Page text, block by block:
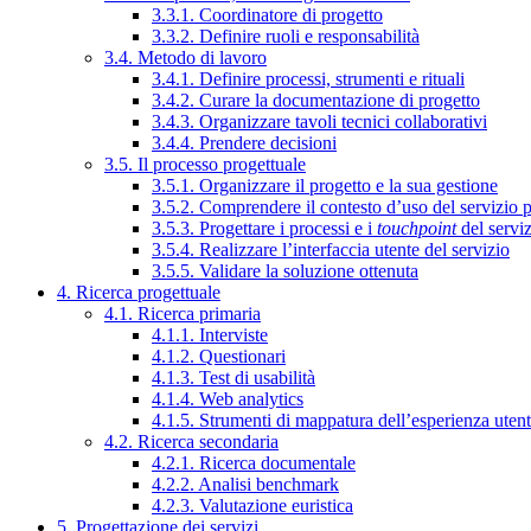
3.3.1. Coordinatore di progetto
3.3.2. Definire ruoli e responsabilità
3.4. Metodo di lavoro
3.4.1. Definire processi, strumenti e rituali
3.4.2. Curare la documentazione di progetto
3.4.3. Organizzare tavoli tecnici collaborativi
3.4.4. Prendere decisioni
3.5. Il processo progettuale
3.5.1. Organizzare il progetto e la sua gestione
3.5.2. Comprendere il contesto d’uso del servizio
3.5.3. Progettare i processi e i touchpointdel
3.5.4. Realizzare l’interfaccia utente del servizio
3.5.5. Validare la soluzione ottenuta
4. Ricerca progettuale
4.1. Ricerca primaria
4.1.1. Interviste
4.1.2. Questionari
4.1.3. Test di usabilità
4.1.4. Web analytics
4.1.5. Strumenti di mappatura dell’esperienza
4.2. Ricerca secondaria
4.2.1. Ricerca documentale
4.2.2. Analisi benchmark
4.2.3. Valutazione euristica
5. Progettazione dei servizi